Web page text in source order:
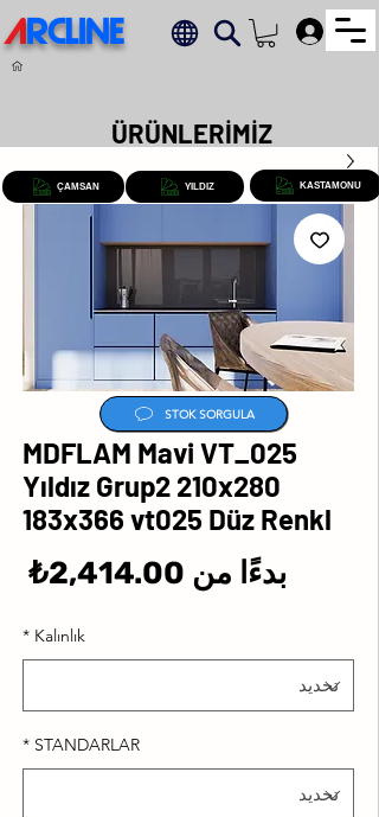
ARCLINE
MDFLAM Mavi VT_025
Yıldız Grup2 210x280
183x366 vt025 Düz Renkl
بدءًا من 2,414.00₺
Kalınlık
*
STANDARLAR
*
ÇAMSAN YILDIZ KASTAMONU
STOK SORGULA
ÜRÜNLERİMİZ